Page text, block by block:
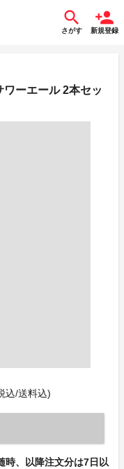
さがす 新規登録
ーエール 2本セッ
込/送料込)
時、以降注文分は7日以